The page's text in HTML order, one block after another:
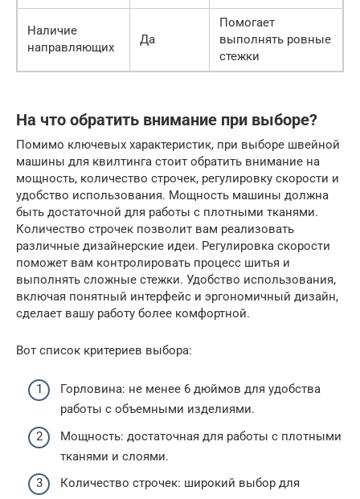
Наличие
направляющих
Да
Помогает
выполнять ровные
стежки
На что обратить внимание при выборе?
Помимо ключевых характеристик, при выборе швейной
машины для квилтинга стоит обратить внимание на
мощность, количество строчек, регулировку скорости и
удобство использования. Мощность машины должна
быть достаточной для работы с плотными тканями.
Количество строчек позволит вам реализовать
различные дизайнерские идеи. Регулировка скорости
поможет вам контролировать процесс шитья и
выполнять сложные стежки. Удобство использования,
включая понятный интерфейс и эргономичный дизайн,
сделает вашу работу более комфортной.
Вот список критериев выбора:
Горловина: не менее 6 дюймов для удобства
работы с объемными изделиями.
Мощность: достаточная для работы с плотными
тканями и слоями.
Количество строчек: широкий выбор для